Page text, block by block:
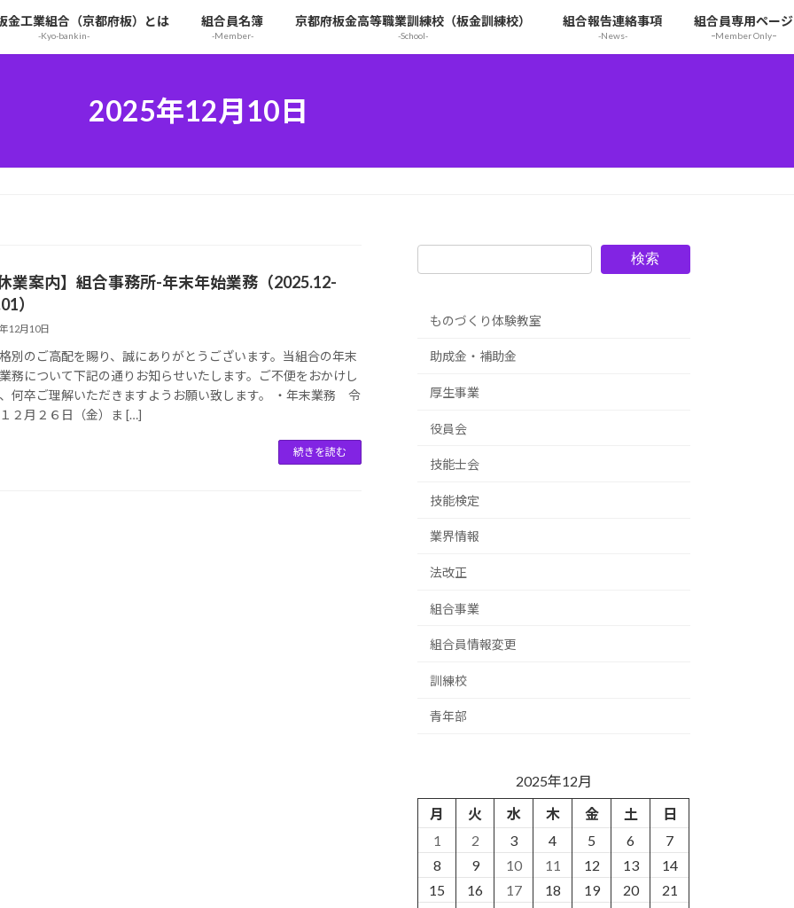
金工業組合（京都府板）とは
-Kyo-bankin-
組合員名簿
-Member-
京都府板金高等職業訓練校（板金訓練校）
-School-
組合報告連絡事項
-News-
組合員専用ページ
ｰMember Onlyｰ
2025年12月10日
業案内】組合事務所-年末年始業務（2025.12-
）
12月10日
別のご高配を賜り、誠にありがとうございます。当組合の年末
務について下記の通りお知らせいたします。ご不便をおかけし
何卒ご理解いただきますようお願い致します。 ・年末業務 令
２月２６日（金）ま […]
続きを読む
検索
ものづくり体験教室
助成金・補助金
厚生事業
役員会
技能士会
技能検定
業界情報
法改正
組合事業
組合員情報変更
訓練校
青年部
2025年12月
月
火 水 木 金 土
日
1
2 3 4 5 6
7
8
9 10 11 12 13
14
15
16 17 18 19 20
21